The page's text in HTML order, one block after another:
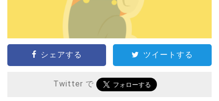
シェアする ツイートする
Twitter で